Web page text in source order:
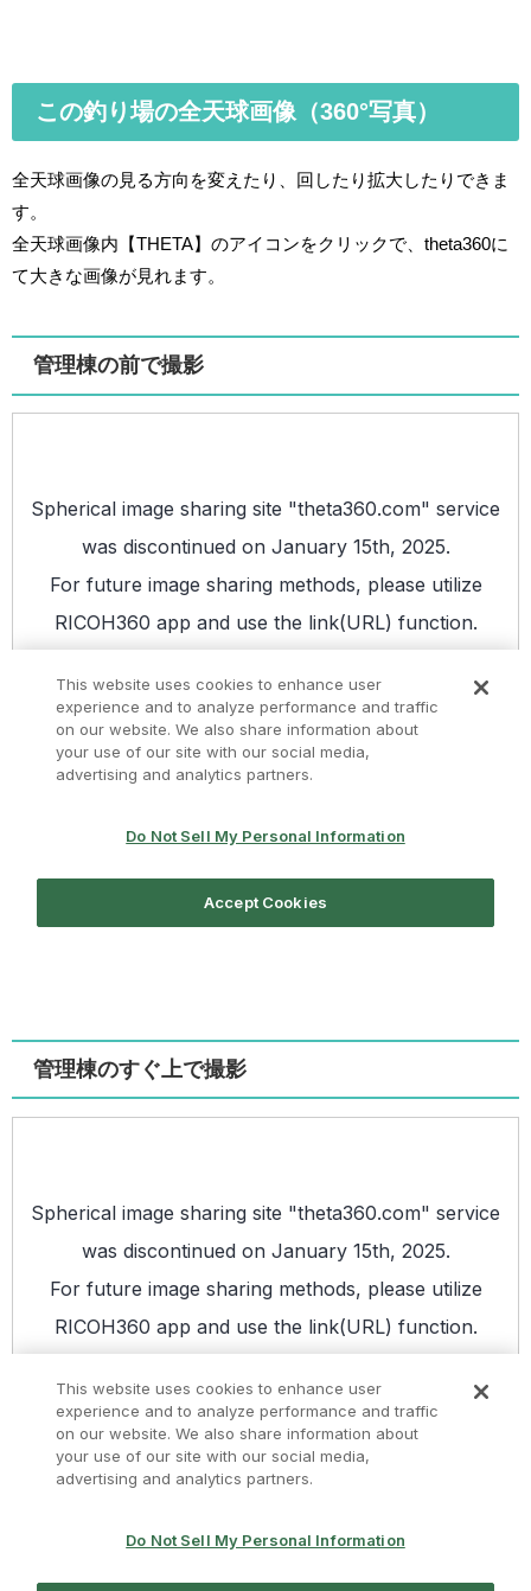
この釣り場の全天球画像（360°写真）
全天球画像の見る方向を変えたり、回したり拡大したりできま
す。
全天球画像内【THETA】のアイコンをクリックで、theta360に
て大きな画像が見れます。
管理棟の前で撮影
管理棟のすぐ上で撮影